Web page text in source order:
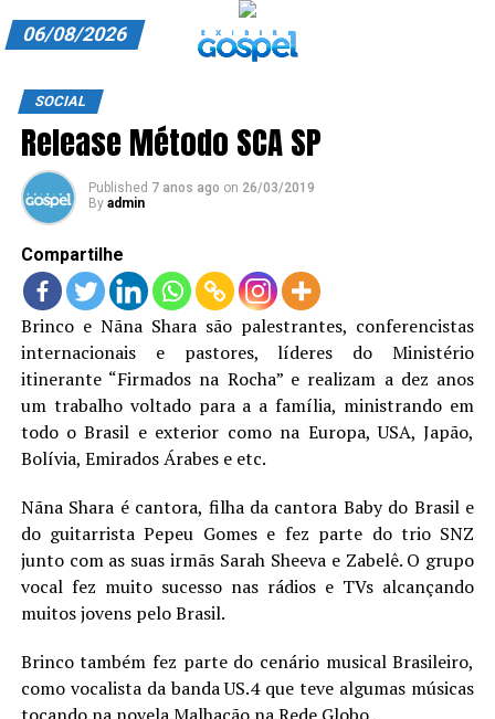
ANUNCIE CONOSCO
ASSINE
CARRINHO
EDITORIAL
ENTREVISTAS
EXPEDIENTE
FINALIZAR COMPRA
HOME
LANÇAMENTOS
06/08/2026
SOCIAL
Release Método SCA SP
Published 7 anos ago on 26/03/2019
By admin
Compartilhe
Brinco e Nãna Shara são palestrantes, conferencistas
internacionais e pastores, líderes do Ministério
itinerante “Firmados na Rocha” e realizam a dez anos
um trabalho voltado para a a família, ministrando em
todo o Brasil e exterior como na Europa, USA, Japão,
Bolívia, Emirados Árabes e etc.
Nãna Shara é cantora, filha da cantora Baby do Brasil e
do guitarrista Pepeu Gomes e fez parte do trio SNZ
junto com as suas irmãs Sarah Sheeva e Zabelê. O grupo
vocal fez muito sucesso nas rádios e TVs alcançando
muitos jovens pelo Brasil.
Brinco também fez parte do cenário musical Brasileiro,
como vocalista da banda US.4 que teve algumas músicas